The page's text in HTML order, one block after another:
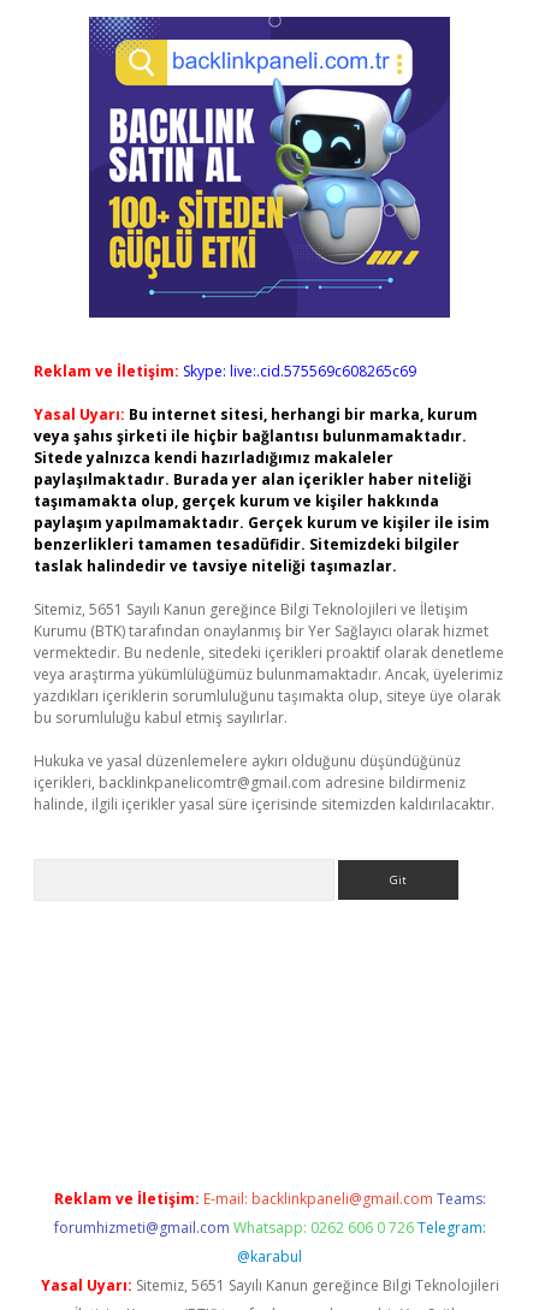
Reklam ve İletişim: Skype: live:.cid.575569c608265c69
Yasal Uyarı: Bu internet sitesi, herhangi bir marka, kurum
veya şahıs şirketi ile hiçbir bağlantısı bulunmamaktadır.
Sitede yalnızca kendi hazırladığımız makaleler
paylaşılmaktadır. Burada yer alan içerikler haber niteliği
taşımamakta olup, gerçek kurum ve kişiler hakkında
paylaşım yapılmamaktadır. Gerçek kurum ve kişiler ile isim
benzerlikleri tamamen tesadüfidir. Sitemizdeki bilgiler
taslak halindedir ve tavsiye niteliği taşımazlar.
Sitemiz, 5651 Sayılı Kanun gereğince Bilgi Teknolojileri ve İletişim
Kurumu (BTK) tarafından onaylanmış bir Yer Sağlayıcı olarak hizmet
vermektedir. Bu nedenle, sitedeki içerikleri proaktif olarak denetleme
veya araştırma yükümlülüğümüz bulunmamaktadır. Ancak, üyelerimiz
yazdıkları içeriklerin sorumluluğunu taşımakta olup, siteye üye olarak
bu sorumluluğu kabul etmiş sayılırlar.
Hukuka ve yasal düzenlemelere aykırı olduğunu düşündüğünüz
içerikleri, backlinkpanelicomtr@gmail.com adresine bildirmeniz
halinde, ilgili içerikler yasal süre içerisinde sitemizden kaldırılacaktır.
Reklam ve İletişim: E-mail: backlinkpaneli@gmail.com Teams:
forumhizmeti@gmail.com Whatsapp: 0262 606 0 726 Telegram:
@karabul
Yasal Uyarı: Sitemiz, 5651 Sayılı Kanun gereğince Bilgi Teknolojileri